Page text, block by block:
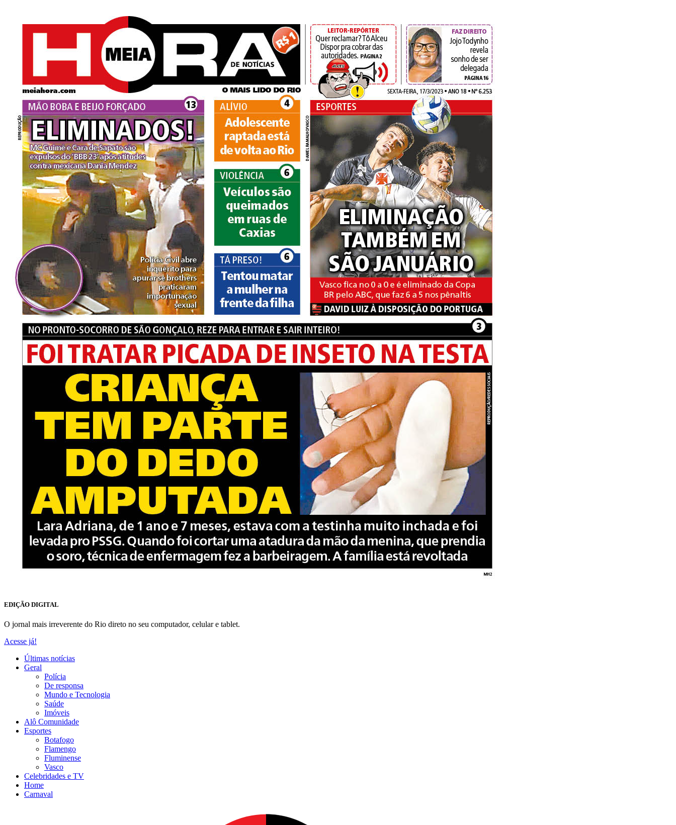
EDIÇÃO DIGITAL
O jornal mais irreverente do Rio direto no seu computador, celular e tablet.
Acesse já!
Últimas notícias
Geral
Polícia
De responsa
Mundo e Tecnologia
Saúde
Imóveis
Alô Comunidade
Esportes
Botafogo
Flamengo
Fluminense
Vasco
Celebridades e TV
Home
Carnaval